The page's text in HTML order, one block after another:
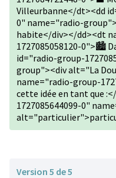
Villeurbanne</dt><dd
0" name="radio-
habite</div></dd><dt
1727085058120-0">🏙️
id="radio-group-
group"><div alt="La
name="radio-group-
cette idée en tant que
1727085644099-0"
Version 5 de 5